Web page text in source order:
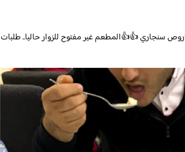
سنجاري 👍👍المطعم غير مفتوح للزوار حاليا.. طلبات